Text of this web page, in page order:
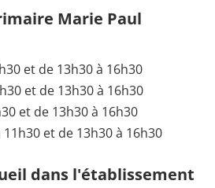
Marie Paul
et de 13h30 à 16h30
et de 13h30 à 16h30
et de 13h30 à 16h30
11h30 et de 13h30 à 16h30
dans l'établissement